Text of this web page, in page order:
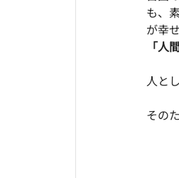
も、
が幸
「人
人と
その